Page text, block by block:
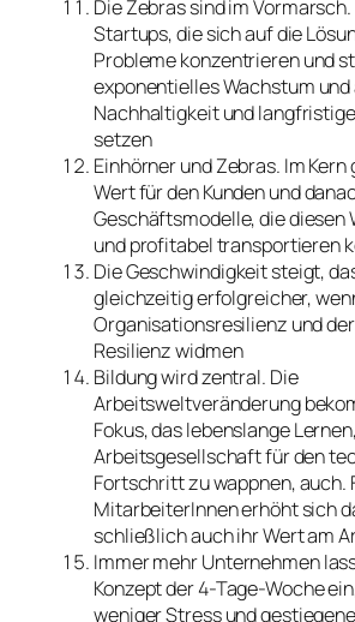
Die Zebras sind im
Startups, die sich auf die
Probleme konzentrieren und
exponentielles Wachstum
Nachhaltigkeit und
setzen
Einhörner und Zebras. Im Kern
Wert für den Kunden und
Geschäftsmodelle, die diesen
und profitabel transportieren
Die Geschwindigkeit steigt,
gleichzeitig erfolgreicher,
Organisationsresilienz und
Resilienz widmen
Bildung wird zentral. Die
Arbeitsweltveränderung
Fokus, das lebenslange
Arbeitsgesellschaft für den
Fortschritt zu wappnen, auch.
MitarbeiterInnen erhöht sich
schließlich auch ihr Wert am
Immer mehr Unternehmen
Konzept der 4-Tage-Woche
weniger Stress und